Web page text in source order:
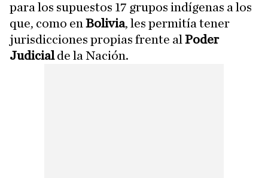
para los supuestos 17 grupos indígenas a los
que, como enBolivia, les permitía tener
jurisdicciones propias frente alPoder
Judicialde la Nación.